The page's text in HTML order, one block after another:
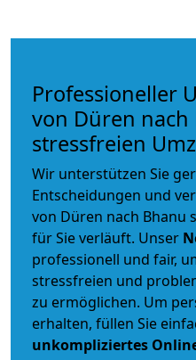
Professioneller
von Düren
stressfreien
Wir unterstützen Sie
Entscheidungen und
von Düren nach Bhanu
für Sie verläuft. Unser
professionell und fair,
stressfreien und
zu ermöglichen. Um
erhalten, füllen Sie
unkompliziertes